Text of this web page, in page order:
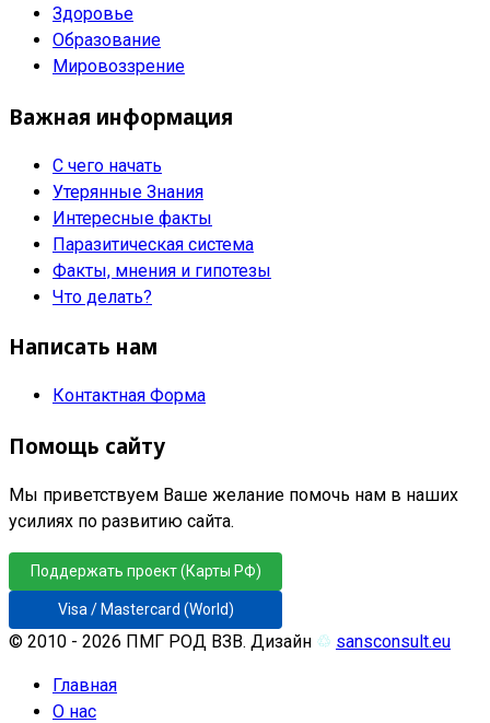
Здоровье
Образование
Мировоззрение
Важная информация
С чего начать
Утерянные Знания
Интересные факты
Паразитическая система
Факты, мнения и гипотезы
Что делать?
Написать нам
Контактная Форма
Помощь сайту
Мы приветствуем Ваше желание помочь нам в наших
усилиях по развитию сайта.
Поддержать проект (Карты РФ)
Visa / Mastercard (World)
© 2010 - 2026 ПМГ РОД ВЗВ. Дизайн ♲ sansconsult.eu
Главная
О нас